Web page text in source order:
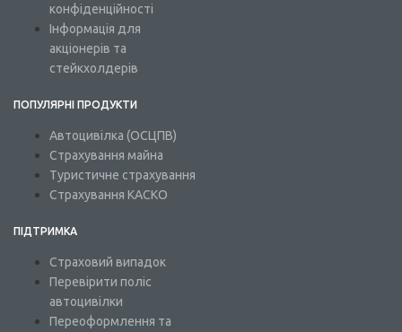
конфіденційності
Інформація для
акціонерів та
стейкхолдерів
ПОПУЛЯРНІ ПРОДУКТИ
Автоцивілка (ОСЦПВ)
Страхування майна
Туристичне страхування
Страхування КАСКО
ПІДТРИМКА
Страховий випадок
Перевірити поліс
автоцивілки
Переоформлення та